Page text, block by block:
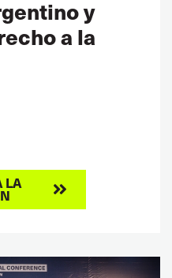
y
a la
LA